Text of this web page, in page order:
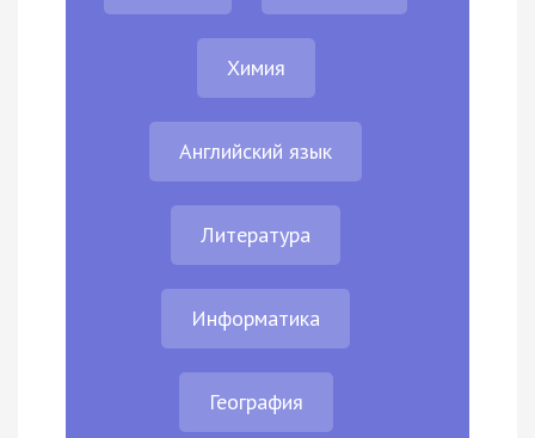
Химия
Английский язык
Литература
Информатика
География